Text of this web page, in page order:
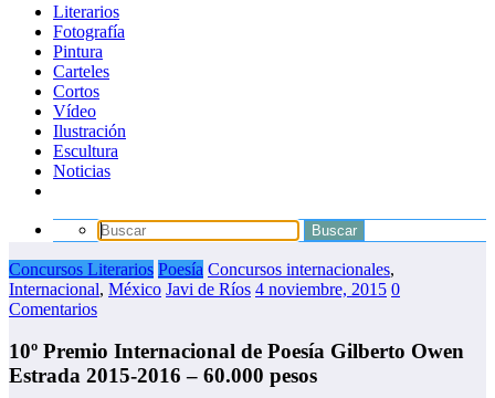
Literarios
Fotografía
Pintura
Carteles
Cortos
Vídeo
Ilustración
Escultura
Noticias
Concursos Literarios Poesía Concursos internacionales,
Internacional, México Javi de Ríos 4 noviembre, 2015 0
Comentarios
10º Premio Internacional de Poesía Gilberto Owen
Estrada 2015-2016 – 60.000 pesos